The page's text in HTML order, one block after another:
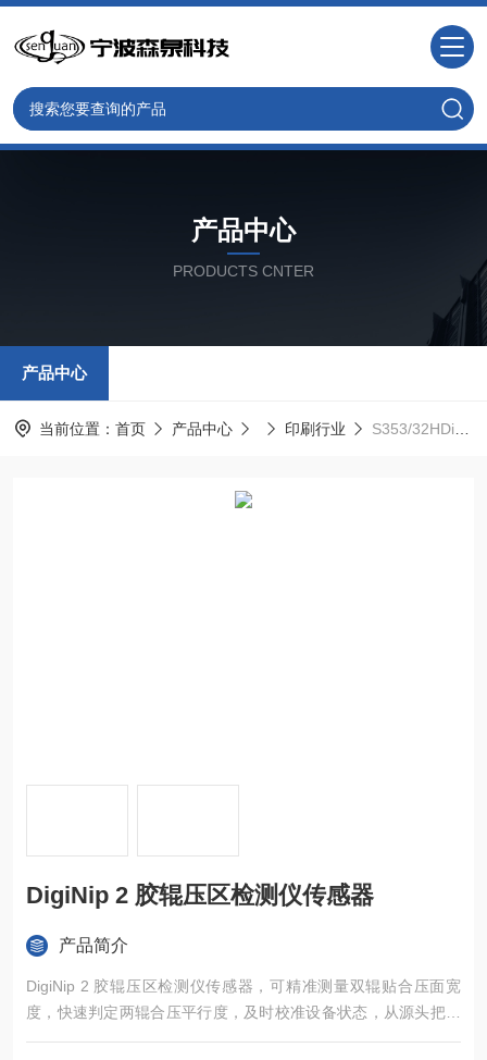
产品中心
PRODUCTS CNTER
产品中心
当前位置： 首页 产品中心 印刷行业 S353/32HDigiNip 2 胶辊压区检测仪传感器
DigiNip 2 胶辊压区检测仪传感器
产品简介
DigiNip 2 胶辊压区检测仪传感器，可精准测量双辊贴合压面宽
度，快速判定两辊合压平行度，及时校准设备状态，从源头把控
生产品质。